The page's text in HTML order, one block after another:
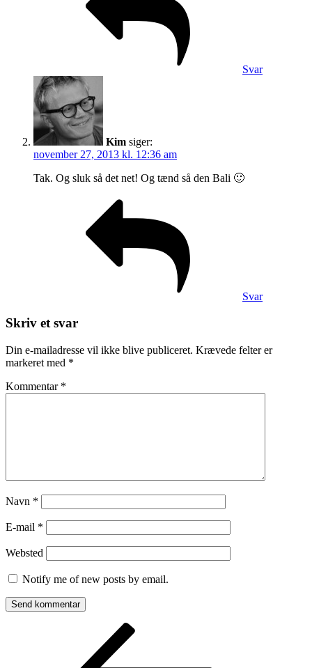
Svar
Kim siger:
november 27, 2013 kl. 12:36 am
Tak. Og sluk så det net! Og tænd så den Bali 🙂
Svar
Skriv et svar
Din e-mailadresse vil ikke blive publiceret. Krævede felter er
markeret med *
Kommentar *
Navn *
E-mail *
Websted
Notify me of new posts by email.
Indlægsnavigation